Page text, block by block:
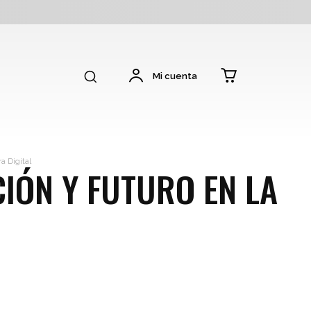
Mi cuenta
Digital
Y FUTURO EN LA